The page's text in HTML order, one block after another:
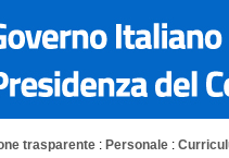
trasparente : Personale :